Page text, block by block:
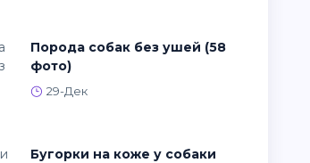
Порода собак без ушей (58
фото)
29-Дек
Бугорки на коже у собаки